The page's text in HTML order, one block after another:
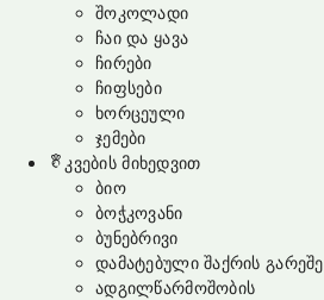
შოკოლადი
ჩაი და ყავა
ჩირები
ჩიფსები
ხორცეული
ჯემები
კვების მიხედვით
ბიო
ბოჭკოვანი
ბუნებრივი
დამატებული შაქრის გარეშე
ადგილწარმოშობის